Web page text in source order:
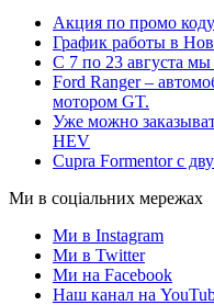
Акция по промо коду
График работы в
С 7 по 23 августа
Ford Ranger –
мотором GT.
Уже можно
HEV
Cupra Formentor с
Ми в соціальних мережах
Ми в Instagram
Ми в Twitter
Ми на Facebook
Наш канал на